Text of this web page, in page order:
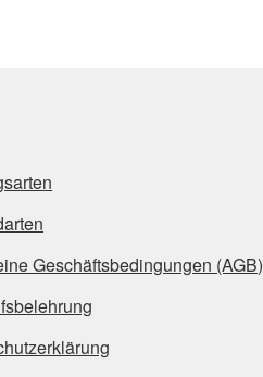
Geschäftsbedingungen (AGB)